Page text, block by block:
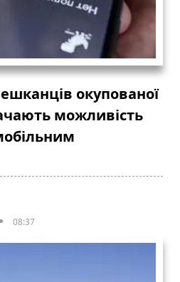
окупованої
можливість
08:37